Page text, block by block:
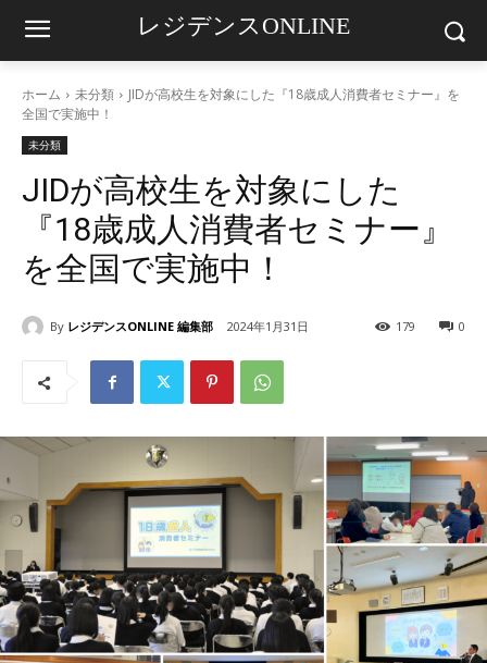
レジデンスONLINE
ホーム 未分類
JIDが高校生を対象にした『18歳成人消費者セミナー』を
全国で実施中！
未分類
JIDが高校生を対象にした
『18歳成人消費者セミナー』
を全国で実施中！
By レジデンスONLINE 編集部 2024年1月31日 0
179